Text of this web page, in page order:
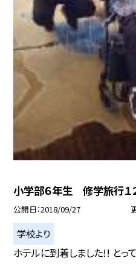
小学部６年生 修学旅行１
公開日 2018/09/27
学校より
ホテルに到着しました!! とっ